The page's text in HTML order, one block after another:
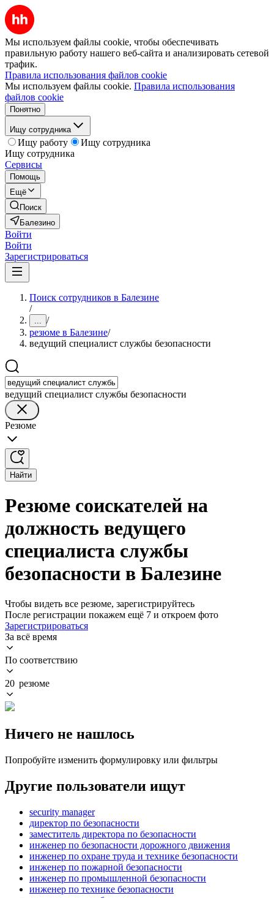
Мы используем файлы cookie, чтобы обеспечивать
правильную работу нашего веб-сайта и анализировать сетевой
трафик.
Правила использования файлов cookie
Мы используем файлы cookie. Правила использования
файлов cookie
Понятно
Ищу сотрудника
Ищу работу
Ищу сотрудника
Ищу сотрудника
Сервисы
Помощь
Ещё
Поиск
Балезино
Войти
Войти
Зарегистрироваться
Поиск сотрудников в Балезине
/
... /
резюме в Балезине/
ведущий специалист службы безопасности
ведущий специалист службы безопасности
Резюме
Найти
Резюме соискателей на
должность ведущего
специалиста службы
безопасности в Балезине
Чтобы видеть все резюме, зарегистрируйтесь
После регистрации покажем ещё 7 и откроем фото
Зарегистрироваться
За всё время
По соответствию
20 резюме
Ничего не нашлось
Попробуйте изменить формулировку или фильтры
Другие пользователи ищут
security manager
директор по безопасности
заместитель директора по безопасности
инженер по безопасности дорожного движения
инженер по охране труда и технике безопасности
инженер по пожарной безопасности
инженер по промышленной безопасности
инженер по технике безопасности